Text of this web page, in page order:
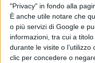
"Privacy" in fondo alla
È anche utile notare che
o più servizi di Google e
informazioni, tra cui a
durante le visite o l’utilizzo
clic per concedere o
Condividi su: